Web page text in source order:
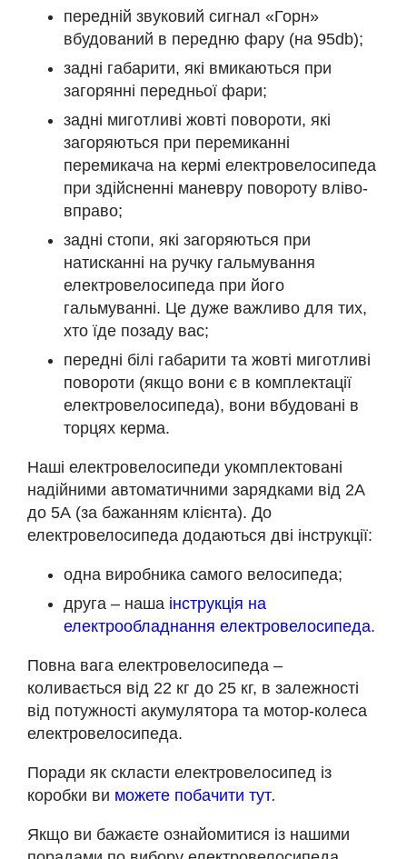
передній звуковий сигнал «Горн»
вбудований в передню фару (на 95db);
задні габарити, які вмикаються при
загорянні передньої фари;
задні миготливі жовті повороти, які
загоряються при перемиканні
перемикача на кермі електровелосипеда
при здійсненні маневру повороту вліво-
вправо;
задні стопи, які загоряються при
натисканні на ручку гальмування
електровелосипеда при його
гальмуванні. Це дуже важливо для тих,
хто їде позаду вас;
передні білі габарити та жовті миготливі
повороти (якщо вони є в комплектації
електровелосипеда), вони вбудовані в
торцях керма.
Наші електровелосипеди укомплектовані
надійними автоматичними зарядками від 2А
до 5А (за бажанням клієнта). До
електровелосипеда додаються дві інструкції:
одна виробника самого велосипеда;
друга – наша інструкція на
електрообладнання електровелосипеда.
Повна вага електровелосипеда –
коливається від 22 кг до 25 кг, в залежності
від потужності акумулятора та мотор-колеса
електровелосипеда.
Поради як скласти електровелосипед із
коробки ви можете побачити тут.
Якщо ви бажаєте ознайомитися із нашими